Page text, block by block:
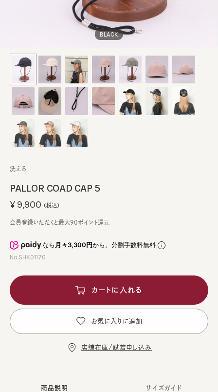
BLACK
PALLOR COAD CAP 5
洗える
なら月々3,300円から。分割手数料無料
No.SHK01170
¥9,900 (税込)
会員登録いただくと最大90ポイント還元
カートに入れる
お気に入りに追加
店舗在庫/試着申し込み
商品説明 サイズガイド